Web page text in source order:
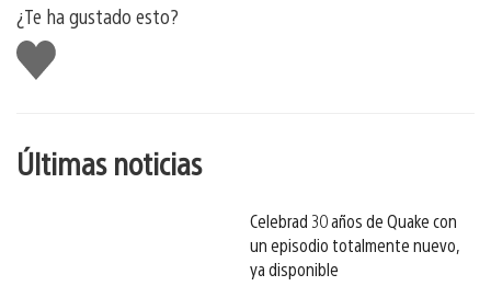
¿Te ha gustado esto?
Me
gusta
Últimas noticias
Celebrad 30 años de Quake con
un episodio totalmente nuevo,
ya disponible